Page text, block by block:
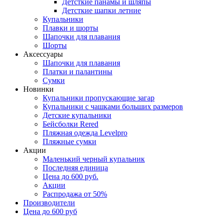
Детсткие панамы и шляпы
Детсткие шапки летние
Купальники
Плавки и шорты
Шапочки для плавания
Шорты
Аксессуары
Шапочки для плавания
Платки и палантины
Сумки
Новинки
Купальники пропускающие загар
Купальники с чашками больших размеров
Детские купальники
Бейсболки Rered
Пляжная одежда Levelpro
Пляжные сумки
Акции
Маленький черный купальник
Последняя единица
Цена до 600 руб.
Акции
Распродажа от 50%
Производители
Цена до 600 руб